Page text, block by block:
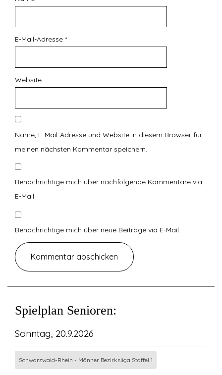
E-Mail-Adresse *
Website
Name, E-Mail-Adresse und Website in diesem Browser für
meinen nächsten Kommentar speichern.
Benachrichtige mich über nachfolgende Kommentare via
E-Mail.
Benachrichtige mich über neue Beiträge via E-Mail.
Spielplan Senioren:
Sonntag, 20.9.2026
Schwarzwald-Rhein - Männer Bezirksliga Staffel 1